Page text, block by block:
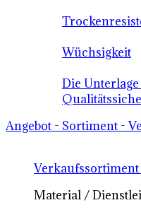
Wüchsigkeit
Die
Angebot - Sortiment -
Material /